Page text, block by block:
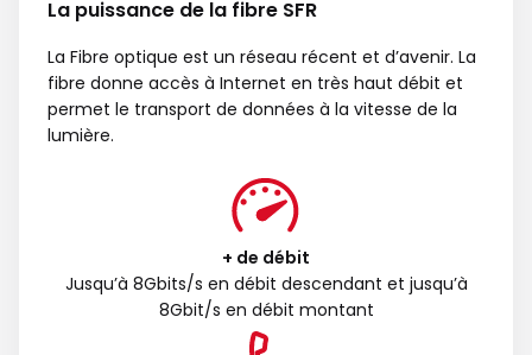
La puissance de la fibre SFR
La Fibre optique est un réseau récent et d’avenir. La
fibre donne accès à Internet en très haut débit et
permet le transport de données à la vitesse de la
lumière.
+ de débit
Jusqu’à 8Gbits/s en débit descendant et jusqu’à
8Gbit/s en débit montant